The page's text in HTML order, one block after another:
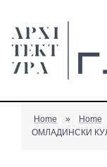
Home » Home
ОМЛАДИНСКИ